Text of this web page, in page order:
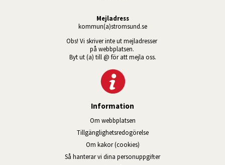
Mejladress
kommun(a)stromsund.se
Obs! Vi skriver inte ut mejladresser
på webbplatsen.
Byt ut (a) till @ för att mejla oss.
Information
Om webbplatsen
Tillgänglig­hets­redo­görelse
Om kakor (cookies)
Så hanterar vi dina personuppgifter